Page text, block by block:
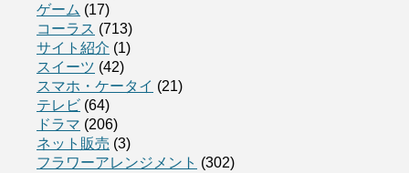
ゲーム (17)
コーラス (713)
サイト紹介 (1)
スイーツ (42)
スマホ・ケータイ (21)
テレビ (64)
ドラマ (206)
ネット販売 (3)
フラワーアレンジメント (302)